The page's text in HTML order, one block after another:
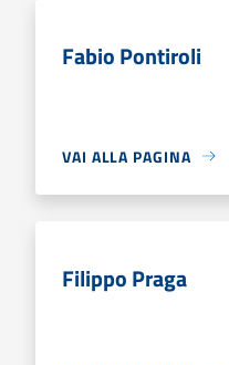
Fabio Pontiroli
VAI ALLA PAGINA
Filippo Praga